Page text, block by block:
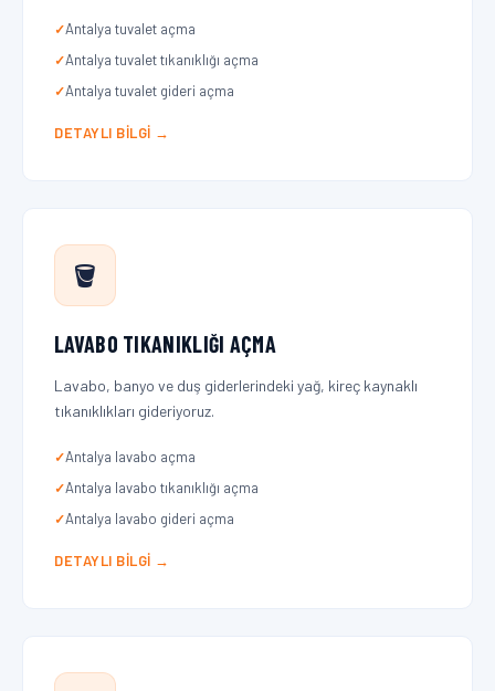
Antalya tuvalet açma
Antalya tuvalet tıkanıklığı açma
Antalya tuvalet gideri açma
DETAYLI BILGI →
🪣
LAVABO TIKANIKLIĞI AÇMA
Lavabo, banyo ve duş giderlerindeki yağ, kireç kaynaklı
tıkanıklıkları gideriyoruz.
Antalya lavabo açma
Antalya lavabo tıkanıklığı açma
Antalya lavabo gideri açma
DETAYLI BILGI →